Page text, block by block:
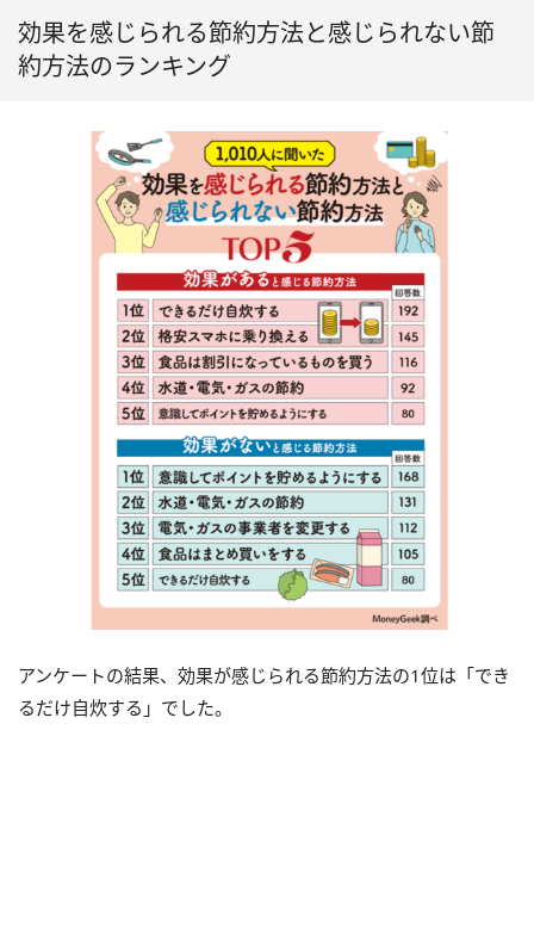
効果を感じられる節約方法と感じられない節
約方法のランキング
アンケートの結果、効果が感じられる節約方法の1位は「でき
るだけ自炊する」でした。